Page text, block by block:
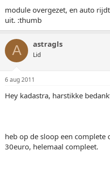
module overgezet, en auto
uit. :thumb
A astragls
Lid
6 aug 2011
Hey kadastra, harstikke
heb op de sloop een
30euro, helemaal compleet.